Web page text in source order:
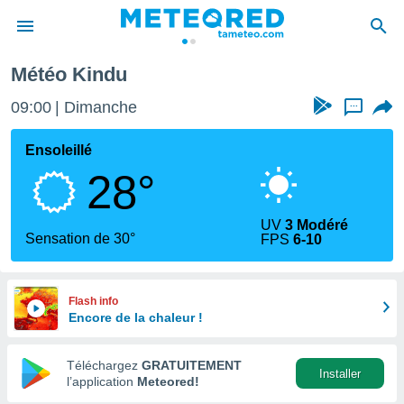
de
en
Météo Kindu
09:00 Dimanche ...
Ensoleillé
28°
Sensation de 30°
UV3 Modéré
FPS6-10
Flash info
Encore de la chaleur !
Téléchargez GRATUITEMENT
l’application Meteored!
Installer